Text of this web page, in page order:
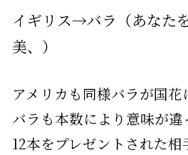
イギリス→バラ（あなたを
美、）
アメリカも同様バラが国花
バラも本数により意味が違
12本をプレゼントされた